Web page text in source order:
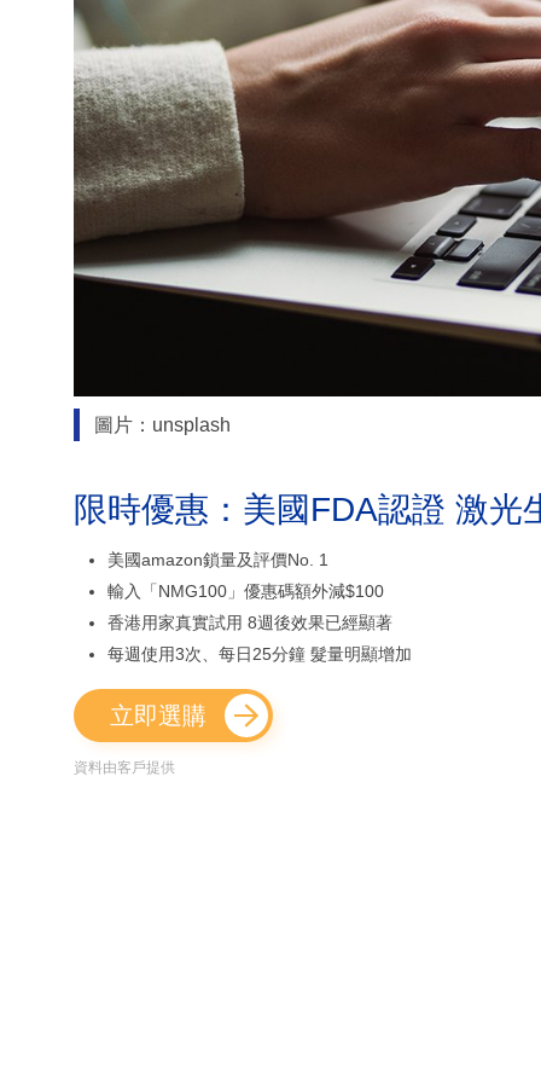
圖片：unsplash
限時優惠：美國FDA認證 激光
美國amazon鎖量及評價No. 1
輸入「NMG100」優惠碼額外減$100
香港用家真實試用 8週後效果已經顯著
每週使用3次、每日25分鐘 髮量明顯增加
立即選購
資料由客戶提供